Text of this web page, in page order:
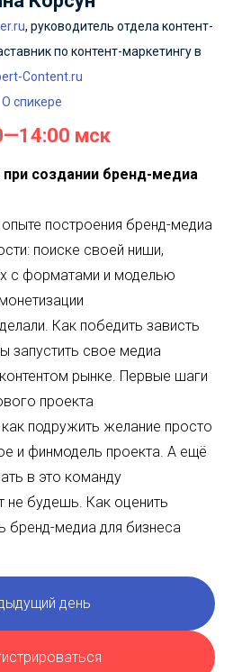
, руководитель отдела контент-
по контент-маркетингу в
Content.ru
О спикере
мск
при создании бренд-медиа
построения бренд-медиа
поиске своей ниши,
с форматами и моделью
монетизации
Как победить зависть
запустить свое медиа
рынке. Первые шаги
проекта
как подружить желание просто
и финмодель проекта. А ещё
в это команду
не будешь. Как оценить
бренд-медиа для бизнеса
день